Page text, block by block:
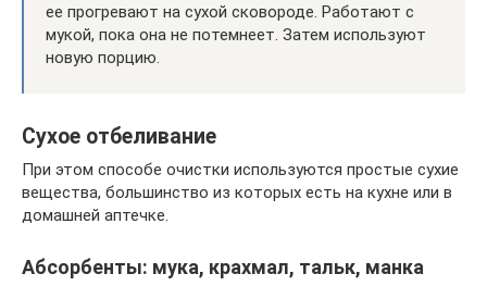
ее прогревают на сухой сковороде. Работают с
мукой, пока она не потемнеет. Затем используют
новую порцию.
Сухое отбеливание
При этом способе очистки используются простые сухие
вещества, большинство из которых есть на кухне или в
домашней аптечке.
Абсорбенты: мука, крахмал, тальк, манка